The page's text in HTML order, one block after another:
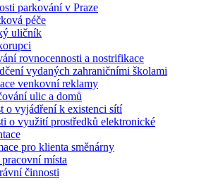
parkování v Praze
péče
uličník
rovnocennosti a nostrifikace
vydaných zahraničními školami
venkovní reklamy
ulic a domů
o vyjádření k existenci sítí
o využití prostředků elektronické
pro klienta směnárny
místa
činnosti